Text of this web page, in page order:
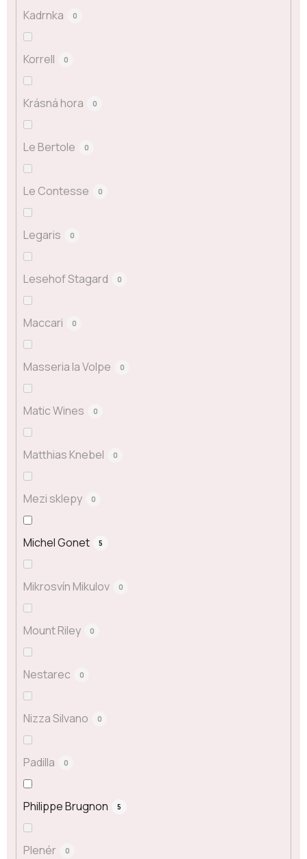
Kadrnka 0
Korrell 0
Krásná hora 0
Le Bertole 0
Le Contesse 0
Legaris 0
Lesehof Stagard 0
Maccari 0
Masseria la Volpe 0
Matic Wines 0
Matthias Knebel 0
Mezi sklepy 0
Michel Gonet 5
Mikrosvín Mikulov 0
Mount Riley 0
Nestarec 0
Nizza Silvano 0
Padilla 0
Philippe Brugnon 5
Plenér 0